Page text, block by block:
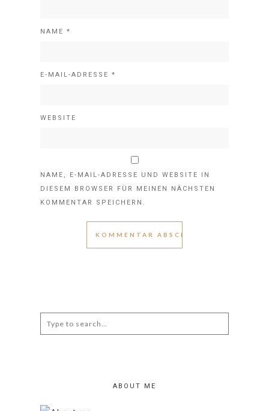
NAME *
E-MAIL-ADRESSE *
WEBSITE
NAME, E-MAIL-ADRESSE UND WEBSITE IN
DIESEM BROWSER FÜR MEINEN NÄCHSTEN
KOMMENTAR SPEICHERN.
for:
ABOUT ME